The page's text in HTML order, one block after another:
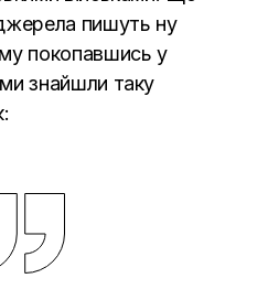
пишуть ну
покопавшись у
знайшли таку